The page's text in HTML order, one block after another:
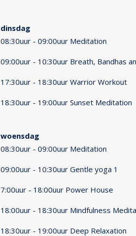
dinsdag
08:30uur - 09:00uur Meditation
09:00uur - 10:30uur Breath, Bandhas
17:30uur - 18:30uur Warrior Workout
18:30uur - 19:00uur Sunset Meditation
woensdag
08:30uur - 09:00uur Meditation
09:00uur - 10:30uur Gentle yoga 1
7:00uur - 18:00uur Power House
18:00uur - 18:30uur Mindfulness
18:30uur - 19:00uur Deep Relaxation